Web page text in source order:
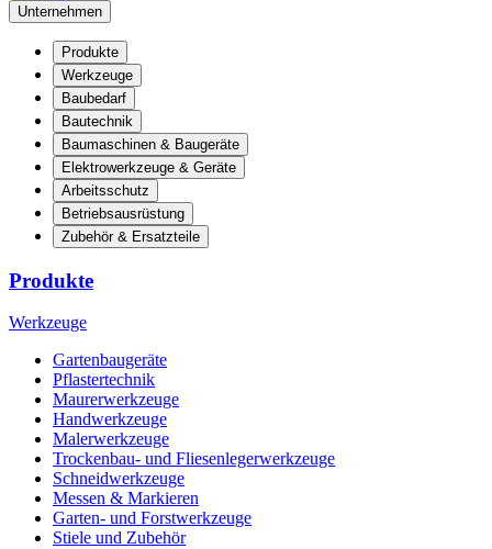
Unternehmen
Produkte
Werkzeuge
Baubedarf
Bautechnik
Baumaschinen & Baugeräte
Elektrowerkzeuge & Geräte
Arbeitsschutz
Betriebsausrüstung
Zubehör & Ersatzteile
Produkte
Werkzeuge
Gartenbaugeräte
Pflastertechnik
Maurerwerkzeuge
Handwerkzeuge
Malerwerkzeuge
Trockenbau- und Fliesenlegerwerkzeuge
Schneidwerkzeuge
Messen & Markieren
Garten- und Forstwerkzeuge
Stiele und Zubehör